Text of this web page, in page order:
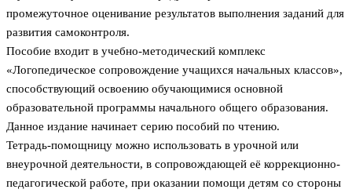
промежуточное оценивание результатов выполнения заданий для
развития самоконтроля.
Пособие входит в учебно-методический комплекс
«Логопедическое сопровождение учащихся начальных классов»,
способствующий освоению обучающимися основной
образовательной программы начального общего образования.
Данное издание начинает серию пособий по чтению.
Тетрадь-помощницу можно использовать в урочной или
внеурочной деятельности, в сопровождающей её коррекционно-
педагогической работе, при оказании помощи детям со стороны